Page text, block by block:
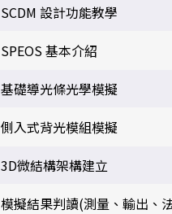
SCDM 設計功能教學
SPEOS 基本介紹
基礎導光條光學模擬
側入式背光模組模擬
3D微結構架構建立
模擬結果判讀(測量、輸出、